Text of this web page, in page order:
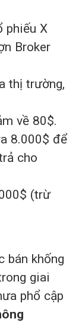
phiếu X
Broker
thị trường,
về 80$.
8.000$ để
cho
(trừ
bán khống
giai
phổ cập